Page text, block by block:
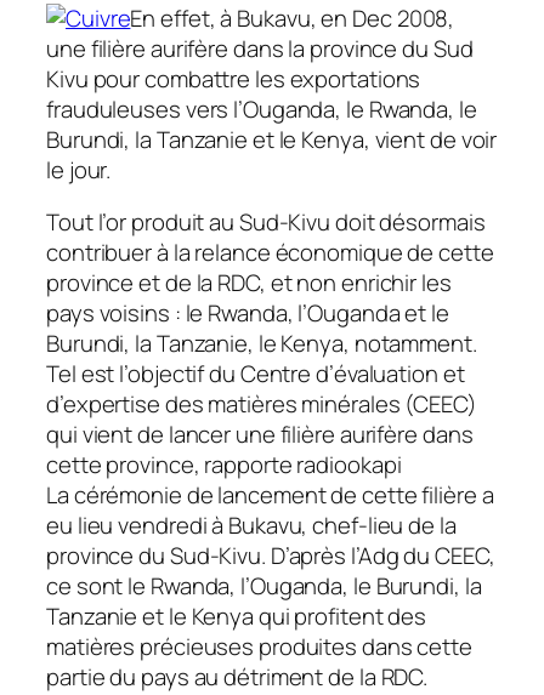
En effet, à Bukavu, en Dec 2008,
une filière aurifère dans la province du Sud
Kivu pour combattre les exportations
frauduleuses vers l’Ouganda, le Rwanda, le
Burundi, la Tanzanie et le Kenya, vient de voir
le jour.
Tout l’or produit au Sud-Kivu doit désormais
contribuer à la relance économique de cette
province et de la RDC, et non enrichir les
pays voisins : le Rwanda, l’Ouganda et le
Burundi, la Tanzanie, le Kenya, notamment.
Tel est l’objectif du Centre d’évaluation et
d’expertise des matières minérales (CEEC)
qui vient de lancer une filière aurifère dans
cette province, rapporte radiookapi
La cérémonie de lancement de cette filière a
eu lieu vendredi à Bukavu, chef-lieu de la
province du Sud-Kivu. D’après l’Adg du CEEC,
ce sont le Rwanda, l’Ouganda, le Burundi, la
Tanzanie et le Kenya qui profitent des
matières précieuses produites dans cette
partie du pays au détriment de la RDC.